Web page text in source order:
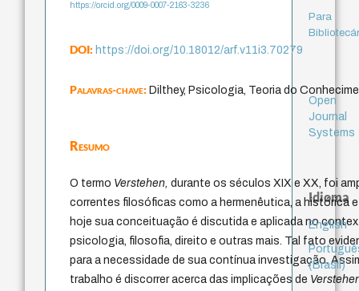
https://orcid.org/0009-0007-2163-3236
DOI:https://doi.org/10.18012/arf.v11i3.70279
Palavras-chave:Dilthey, Psicologia, Teoria do
Resumo
O termo Verstehen,durante os séculos XIX e XX, foi
correntes filosóficas como a hermenêutica, a histórica
hoje sua conceituação é discutida e aplicada no
psicologia, filosofia, direito e outras mais. Tal fato
para a necessidade de sua contínua investigação.
trabalho é discorrer acerca das implicações de
Para
Open
Journal
Systems
Idioma
English
(Brasil)